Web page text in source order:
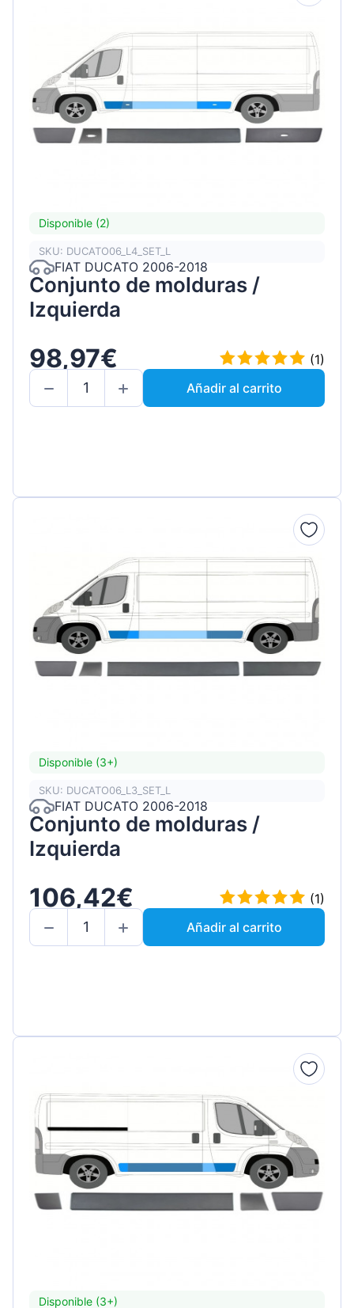
Disponible (2)
SKU: DUCATO06_L4_SET_L
FIAT DUCATO 2006-2018
Conjunto de molduras /
Izquierda
98,97€
(1)
Añadir al carrito
Disponible (3+)
SKU: DUCATO06_L3_SET_L
FIAT DUCATO 2006-2018
Conjunto de molduras /
Izquierda
106,42€
(1)
Añadir al carrito
Disponible (3+)